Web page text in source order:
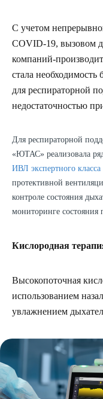
С учетом
COVID-19, вызовом
компаний-
стала
для респираторной
недостаточностью
Для респираторной
«ЮТАС» реализовала
ИВЛ экспертного
протективной
контроле состояния
мониторинге состояния
Кислородная
Высокопоточная
использованием
увлажнением